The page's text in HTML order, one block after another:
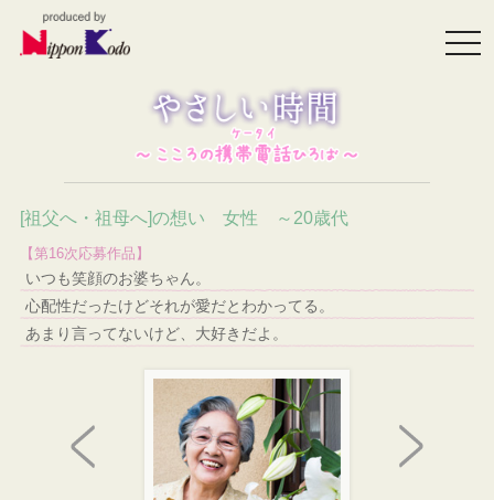
[祖父へ・祖母へ]の想い 女性 ～20歳代
【第16次応募作品】
いつも笑顔のお婆ちゃん。
心配性だったけどそれが愛だとわかってる。
あまり言ってないけど、大好きだよ。